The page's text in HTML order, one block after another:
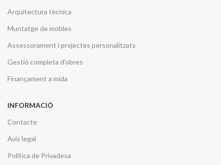
Arquitectura tècnica
Muntatge de mobles
Assessorament i projectes personalitzats
Gestió completa d'obres
Finançament a mida
INFORMACIÓ
Contacte
Avís legal
Política de Privadesa